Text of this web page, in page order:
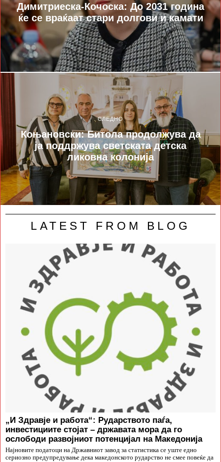
Димитриеска-Кочоска: До 2031 година
ќе се враќаат стари долгови и камати
СЛЕДНО
Коњановски: Битола продолжува да
ја поддржува светската детска
ликовна колонија
LATEST FROM BLOG
„И Здравје и работа“: Рударството паѓа,
инвестициите стојат – државата мора да го
ослободи развојниот потенцијал на Македонија
Најновите податоци на Државниот завод за статистика се уште едно
сериозно предупредување дека македонското рударство не смее повеќе да